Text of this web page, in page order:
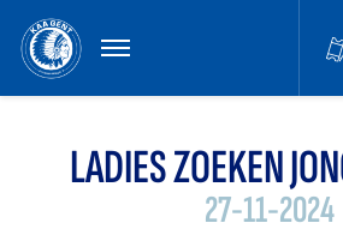
MENU
LADIES ZOEKEN
27-11-2024